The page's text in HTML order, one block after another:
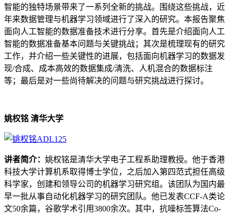
智能的独特场景带来了一系列全新的挑战。围绕这些挑战，近
年来数据管理与机器学习领域进行了深入的研究。本报告聚焦
面向人工智能的数据准备技术进行分享。首先是介绍面向人工
智能的数据准备基本问题与关键挑战；其次是梳理现有的研究
工作，并介绍一些关键性的进展，包括面向机器学习的数据发
现/合成、成本高效的数据集成/清洗、人机混合的数据标注
等；最后是对一些尚待解决的问题与研究挑战进行探讨。
姚权铭 清华大学
讲者简介： 姚权铭是清华大学电子工程系助理教授。他于香港
科技大学计算机系取得博士学位，之后加入第四范式担任高级
科学家，创建和领导公司的机器学习研究组。该团队为国内最
早一批从事自动化机器学习的研究团队。他已发表CCF-A类论
文50余篇，谷歌学术引用3800余次。其中，抗噪标签算法Co-